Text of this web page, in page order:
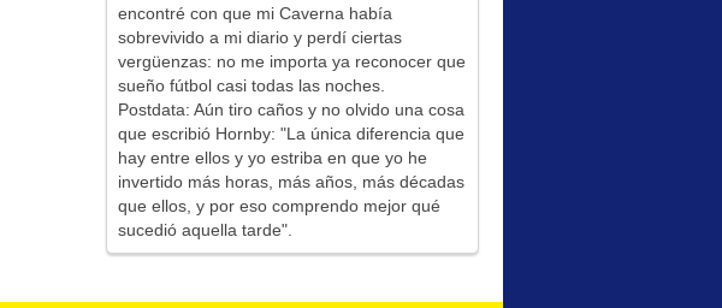
encontré con que mi Caverna había
sobrevivido a mi diario y perdí ciertas
vergüenzas: no me importa ya reconocer que
sueño fútbol casi todas las noches.
Postdata: Aún tiro caños y no olvido una cosa
que escribió Hornby: "La única diferencia que
hay entre ellos y yo estriba en que yo he
invertido más horas, más años, más décadas
que ellos, y por eso comprendo mejor qué
sucedió aquella tarde".